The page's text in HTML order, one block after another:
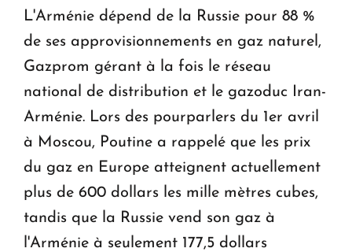
L'Arménie dépend de la Russie pour 88 %
de ses approvisionnements en gaz naturel,
Gazprom gérant à la fois le réseau
national de distribution et le gazoduc Iran-
Arménie. Lors des pourparlers du 1er avril
à Moscou, Poutine a rappelé que les prix
du gaz en Europe atteignent actuellement
plus de 600 dollars les mille mètres cubes,
tandis que la Russie vend son gaz à
l'Arménie à seulement 177,5 dollars